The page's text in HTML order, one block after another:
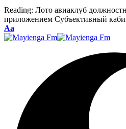
Reading: Лото авиаклуб
приложением Субъективный
Font
Resizer
Aa